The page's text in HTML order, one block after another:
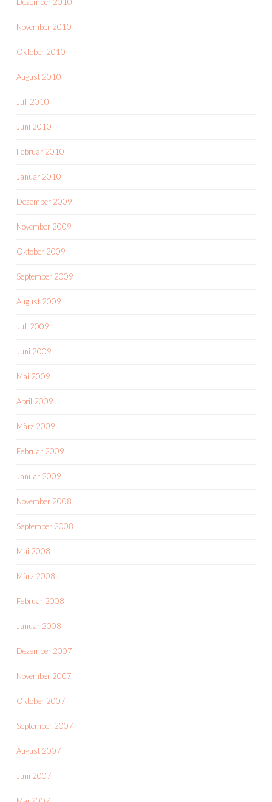
November 2010
Oktober 2010
August 2010
Juli 2010
Juni 2010
Februar 2010
Januar 2010
Dezember 2009
November 2009
Oktober 2009
September 2009
August 2009
Juli 2009
Juni 2009
Mai 2009
April 2009
März 2009
Februar 2009
Januar 2009
November 2008
September 2008
Mai 2008
März 2008
Februar 2008
Januar 2008
Dezember 2007
November 2007
Oktober 2007
September 2007
August 2007
Juni 2007